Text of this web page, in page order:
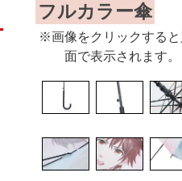
フルカラー傘
※画像をクリックする
面で表示されます。